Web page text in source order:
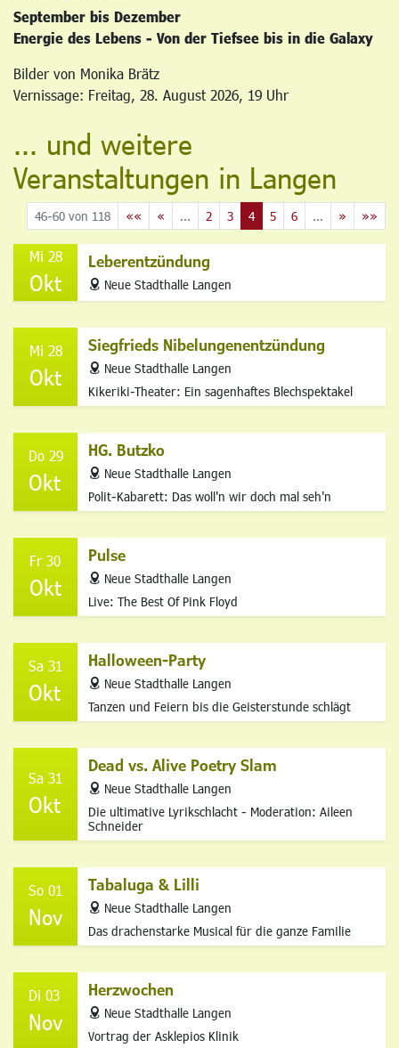
September bis Dezember
Energie des Lebens - Von der Tiefsee bis in die Galaxy
Bilder von Monika Brätz
Vernissage: Freitag, 28. August 2026, 19 Uhr
... und weitere
Veranstaltungen in Langen
46-60 von 118 «« « ... 2 3 4 5 6 ... » »»
Leberentzündung
Mi 28
Okt address
Neue Stadthalle Langen
Siegfrieds Nibelungenentzündung
Kikeriki-Theater: Ein sagenhaftes Blechspektakel
Mi 28
Okt
address
Neue Stadthalle Langen
HG. Butzko
Polit-Kabarett: Das woll'n wir doch mal seh'n
Do 29
Okt
address
Neue Stadthalle Langen
Pulse
Live: The Best Of Pink Floyd
Fr 30
Okt
address
Neue Stadthalle Langen
Halloween-Party
Tanzen und Feiern bis die Geisterstunde schlägt
Sa 31
Okt
address
Neue Stadthalle Langen
Dead vs. Alive Poetry Slam
Die ultimative Lyrikschlacht - Moderation: Aileen
Schneider
Sa 31
Okt
address
Neue Stadthalle Langen
Tabaluga & Lilli
Das drachenstarke Musical für die ganze Familie
So 01
Nov
address
Neue Stadthalle Langen
Herzwochen
Vortrag der Asklepios Klinik
Di 03
Nov
address
Neue Stadthalle Langen